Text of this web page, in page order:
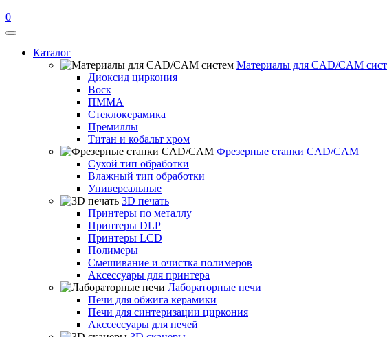
0
Каталог
Материалы для CAD/CAM
Диоксид циркония
Воск
ПММА
Стеклокерамика
Премиллы
Титан и кобальт хром
Фрезерные станки CAD/CAM
Сухой тип обработки
Влажный тип обработки
Универсальные
3D печать
Принтеры по металлу
Принтеры DLP
Принтеры LCD
Полимеры
Смешивание и очистка полимеров
Аксессуары для принтера
Лабораторные печи
Печи для обжига керамики
Печи для синтеризации циркония
Акссессуары для печей